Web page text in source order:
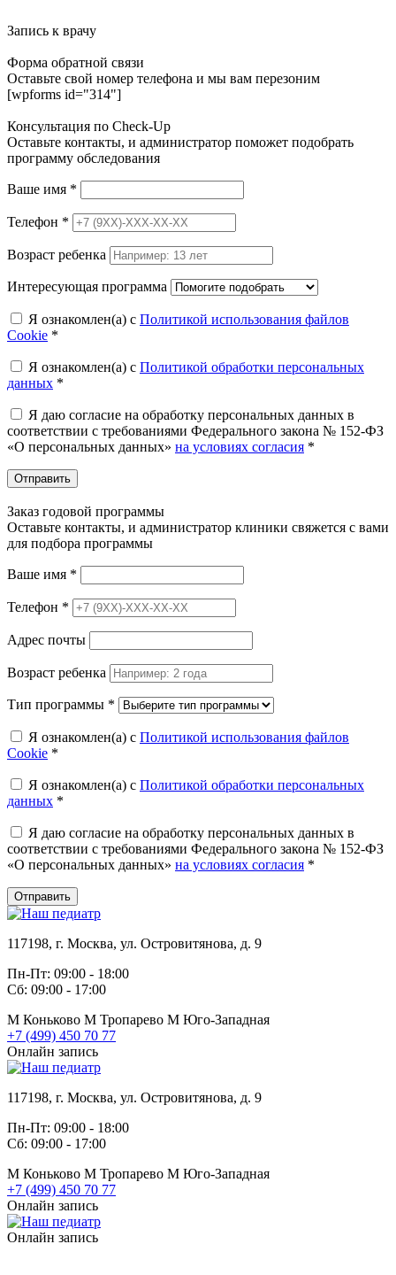
Запись к врачу
Форма обратной связи
Оставьте свой номер телефона и мы вам перезоним
[wpforms id="314"]
Консультация по Check-Up
Оставьте контакты, и администратор поможет подобрать
программу обследования
Ваше имя *
Телефон *
Возраст ребенка
Интересующая программа
Я ознакомлен(а) с Политикой использования файлов
Cookie *
Я ознакомлен(а) с Политикой обработки персональных
данных *
Я даю согласие на обработку персональных данных в
соответствии с требованиями Федерального закона № 152-ФЗ
«О персональных данных» на условиях согласия *
Отправить
Заказ годовой программы
Оставьте контакты, и администратор клиники свяжется с вами
для подбора программы
Ваше имя *
Телефон *
Адрес почты
Возраст ребенка
Тип программы *
Я ознакомлен(а) с Политикой использования файлов
Cookie *
Я ознакомлен(а) с Политикой обработки персональных
данных *
Я даю согласие на обработку персональных данных в
соответствии с требованиями Федерального закона № 152-ФЗ
«О персональных данных» на условиях согласия *
Отправить
117198, г. Москва, ул. Островитянова, д. 9
Пн-Пт: 09:00 - 18:00
Сб: 09:00 - 17:00
М Коньково М Тропарево М Юго-Западная
+7 (499) 450 70 77
Онлайн запись
117198, г. Москва, ул. Островитянова, д. 9
Пн-Пт: 09:00 - 18:00
Сб: 09:00 - 17:00
М Коньково М Тропарево М Юго-Западная
+7 (499) 450 70 77
Онлайн запись
Онлайн запись